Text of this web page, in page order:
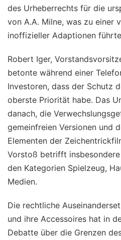
des Urheberrechts für die
von A.A. Milne, was zu einer
inoffizieller Adaptionen
Robert Iger,
betonte während einer
Investoren, dass der Schutz
oberste Priorität habe. Das
danach, die
gemeinfreien Versionen und
Elementen der
Vorstoß betrifft
den Kategorien Spielzeug,
Medien.
Die rechtliche
und ihre Accessoires hat in
Debatte über die Grenzen